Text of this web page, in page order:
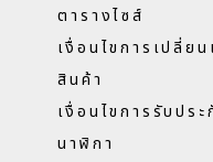
ตารางไซส์
เงื่อนไขการเปลี่ย
สินค้า
เงื่อนไขการรับประ
นาฬิกา